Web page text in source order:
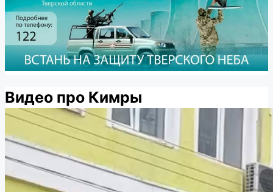
Видео про Кимры